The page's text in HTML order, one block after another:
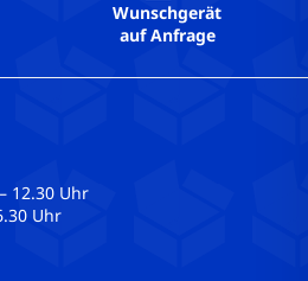
Wunschgerät
auf Anfrage
12.30 Uhr
Uhr